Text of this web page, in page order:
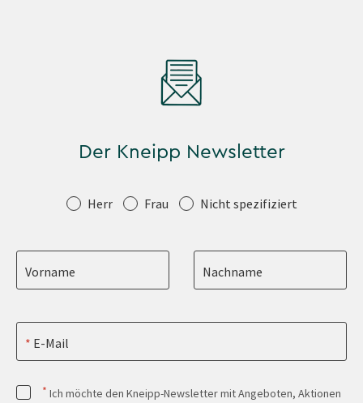
Der Kneipp Newsletter
Anrede Herr Frau Nicht spezifiziert
Vorname Nachname
E-Mail
* Ich möchte den Kneipp-Newsletter mit Angeboten, Aktionen